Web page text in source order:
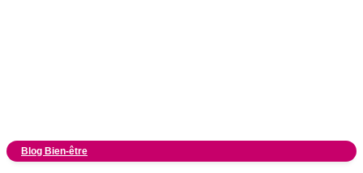
Blog Bien-être